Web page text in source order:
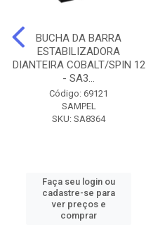
BUCHA DA BARRA
ESTABILIZADORA
DIANTEIRA COBALT/SPIN 12
- SA3...
Código: 69121
SAMPEL
SKU: SA8364
Faça seu login ou
cadastre-se para
ver preços e
comprar